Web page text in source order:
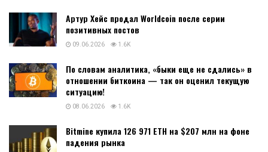
Артур Хейс продал Worldcoin после серии
позитивных постов
09.06.2026 1.6K
По словам аналитика, «быки еще не сдались» в
отношении биткоина — так он оценил текущую
ситуацию!
08.06.2026 1.6K
Bitmine купила 126 971 ETH на $207 млн на фоне
падения рынка